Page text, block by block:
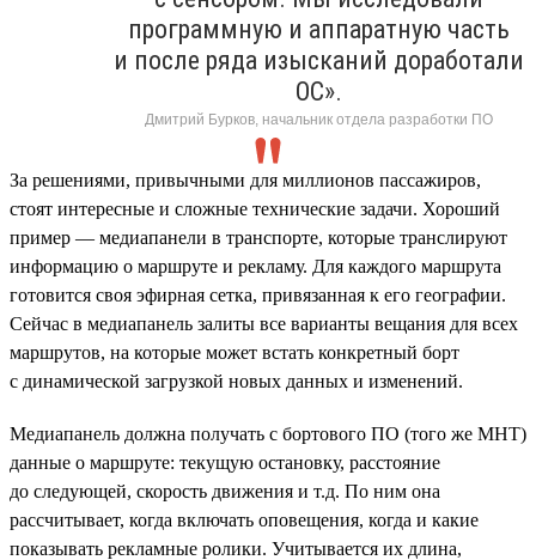
программную и аппаратную часть
и после ряда изысканий доработали
ОС».
Дмитрий Бурков, начальник отдела разработки ПО
За решениями, привычными для миллионов пассажиров,
стоят интересные и сложные технические задачи. Хороший
пример — медиапанели в транспорте, которые транслируют
информацию о маршруте и рекламу. Для каждого маршрута
готовится своя эфирная сетка, привязанная к его географии.
Сейчас в медиапанель залиты все варианты вещания для всех
маршрутов, на которые может встать конкретный борт
с динамической загрузкой новых данных и изменений.
Медиапанель должна получать с бортового ПО (того же МНТ)
данные о маршруте: текущую остановку, расстояние
до следующей, скорость движения и т.д. По ним она
рассчитывает, когда включать оповещения, когда и какие
показывать рекламные ролики. Учитывается их длина,